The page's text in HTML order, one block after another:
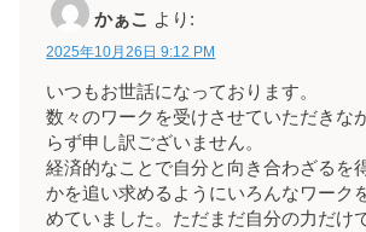
かぁこ より:
2025年10月26日 9:12 PM
いつもお世話になっております。
数々のワークを受けさせていただきな
らず申し訳ございません。
経済的なことで自分と向き合わざるを
かを追い求めるようにいろんなワーク
めていました。ただまだ自分の力だけ